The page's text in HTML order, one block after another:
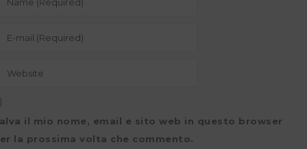
il mio nome, email e sito web in questo browser
la prossima volta che commento.